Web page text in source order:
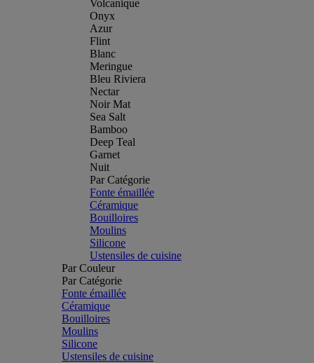
Volcanique
Onyx
Azur
Flint
Blanc
Meringue
Bleu Riviera
Nectar
Noir Mat
Sea Salt
Bamboo
Deep Teal
Garnet
Nuit
Par Catégorie
Fonte émaillée
Céramique
Bouilloires
Moulins
Silicone
Ustensiles de cuisine
Par Couleur
Par Catégorie
Fonte émaillée
Céramique
Bouilloires
Moulins
Silicone
Ustensiles de cuisine